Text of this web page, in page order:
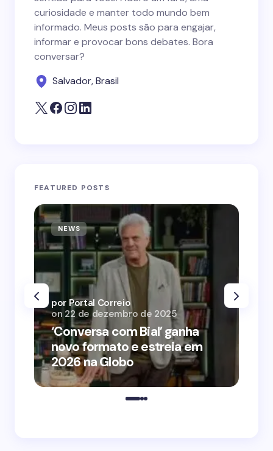
curiosidade e manter todo mundo bem
informado. Meus posts são para engajar,
informar e provocar bons debates. Bora
conversar?
Salvador, Brasil
FEATURED POSTS
NEWS
‘Conversa com Bial’ ganha
novo formato e estreia em
2026 na Globo
por Portal Correio
on 22 de dezembro de 2025